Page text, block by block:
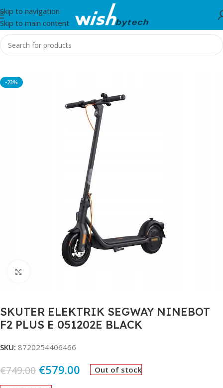
Skip to navigation
Skip to main content
Home/Entertainment
-23%
SKUTER ELEKTRIK SEGWAY NINEBOT
F2 PLUS E 051202E BLACK
SKU: 8720254406466
€749.00 €579.00 Out of stock